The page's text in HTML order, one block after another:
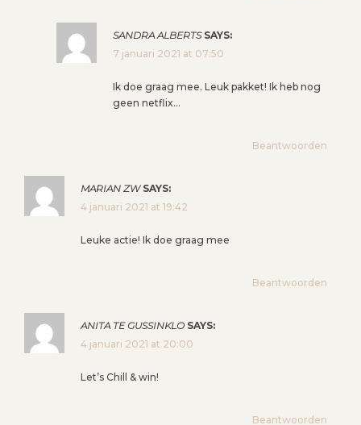
SANDRA ALBERTS SAYS:
7 januari 2021 at 07:50
Ik doe graag mee. Leuk pakket! Ik heb nog
geen netflix…
Beantwoorden
MARIAN ZW SAYS:
4 januari 2021 at 19:42
Leuke actie! Ik doe graag mee
Beantwoorden
ANITA TE GUSSINKLO SAYS:
4 januari 2021 at 20:00
Let’s Chill & win!
Beantwoorden